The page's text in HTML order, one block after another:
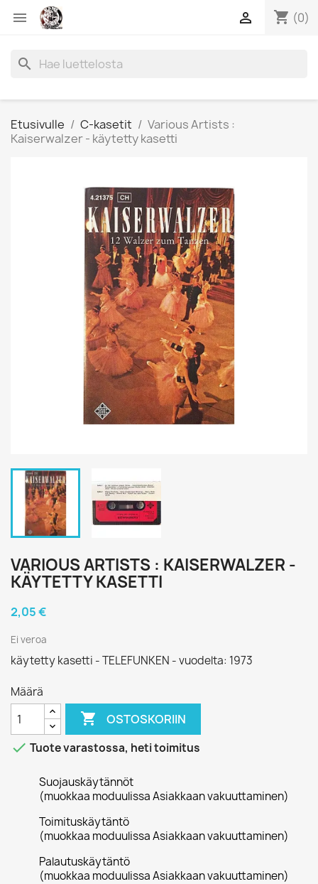
 shopping_cart (0)

search
Etusivulle C-kasetit
Various Artists :
Kaiserwalzer - käytetty kasetti
VARIOUS ARTISTS : KAISERWALZER -
KÄYTETTY KASETTI
2,05 €
Ei veroa
käytetty kasetti - TELEFUNKEN - vuodelta: 1973
Määrä
 OSTOSKORIIN
 Tuote varastossa, heti toimitus
Suojauskäytännöt
(muokkaa moduulissa Asiakkaan vakuuttaminen)
Toimituskäytäntö
(muokkaa moduulissa Asiakkaan vakuuttaminen)
Palautuskäytäntö
(muokkaa moduulissa Asiakkaan vakuuttaminen)